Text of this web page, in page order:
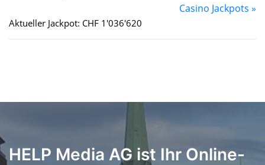
Casino Jackpots »
Aktueller Jackpot: CHF 1'036'620
HELP Media AG ist Ihr Online-